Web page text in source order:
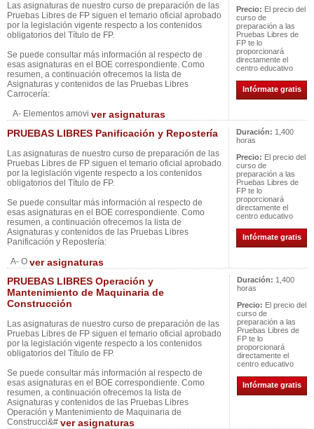
Las asignaturas de nuestro curso de preparación de las
Pruebas Libres de FP siguen el temario oficial aprobado
por la legislación vigente respecto a los contenidos
obligatorios del Título de FP.
Se puede consultar más información al respecto de
esas asignaturas en el BOE correspondiente. Como
resumen, a continuación ofrecemos la lista de
Asignaturas y contenidos de las Pruebas Libres
Carrocería:
A- Elementos amovi ver asignaturas
Precio: El precio del
curso de
preparación a las
Pruebas Libres de
FP te lo
proporcionará
directamente el
centro educativo
Infórmate gratis
PRUEBAS LIBRES Panificación y Repostería
Las asignaturas de nuestro curso de preparación de las
Pruebas Libres de FP siguen el temario oficial aprobado
por la legislación vigente respecto a los contenidos
obligatorios del Título de FP.
Se puede consultar más información al respecto de
esas asignaturas en el BOE correspondiente. Como
resumen, a continuación ofrecemos la lista de
Asignaturas y contenidos de las Pruebas Libres
Panificación y Repostería:
A- O ver asignaturas
Duración: 1,400
horas
Precio: El precio del
curso de
preparación a las
Pruebas Libres de
FP te lo
proporcionará
directamente el
centro educativo
Infórmate gratis
PRUEBAS LIBRES Operación y
Mantenimiento de Maquinaria de
Construcción
Las asignaturas de nuestro curso de preparación de las
Pruebas Libres de FP siguen el temario oficial aprobado
por la legislación vigente respecto a los contenidos
obligatorios del Título de FP.
Se puede consultar más información al respecto de
esas asignaturas en el BOE correspondiente. Como
resumen, a continuación ofrecemos la lista de
Asignaturas y contenidos de las Pruebas Libres
Operación y Mantenimiento de Maquinaria de
Construcci&# ver asignaturas
Duración: 1,400
horas
Precio: El precio del
curso de
preparación a las
Pruebas Libres de
FP te lo
proporcionará
directamente el
centro educativo
Infórmate gratis